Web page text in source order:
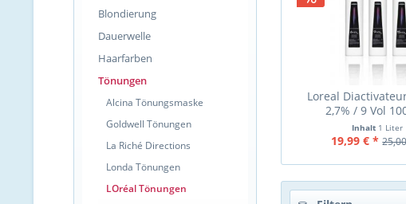
Blondierung
Dauerwelle
Haarfarben
Tönungen
Alcina Tönungsmaske
Goldwell Tönungen
La Riché Directions
Londa Tönungen
LOréal Tönungen
Loreal
2,7% / 9 Vol
Inhalt 1 Liter
19,99 € *